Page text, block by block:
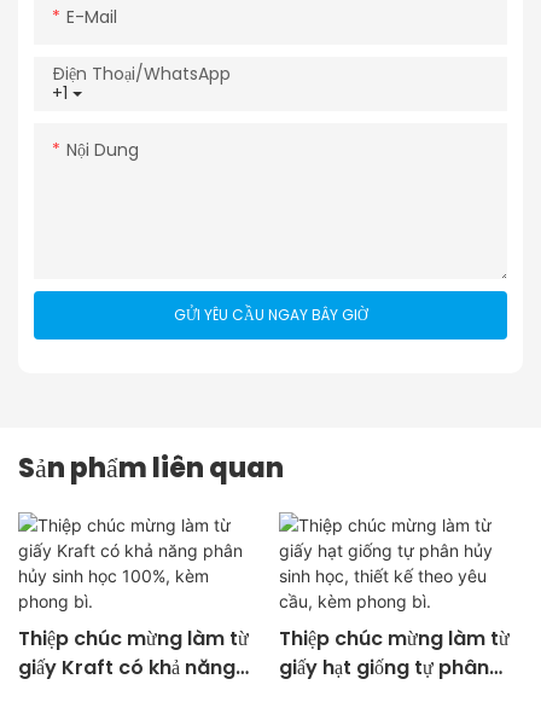
E-Mail
+1
Điện Thoại/WhatsApp
Nội Dung
GỬI YÊU CẦU NGAY BÂY GIỜ
Sản phẩm liên quan
Thiệp chúc mừng làm từ
giấy Kraft có khả năng
Thiệp chúc mừng làm từ
giấy hạt giống tự phân